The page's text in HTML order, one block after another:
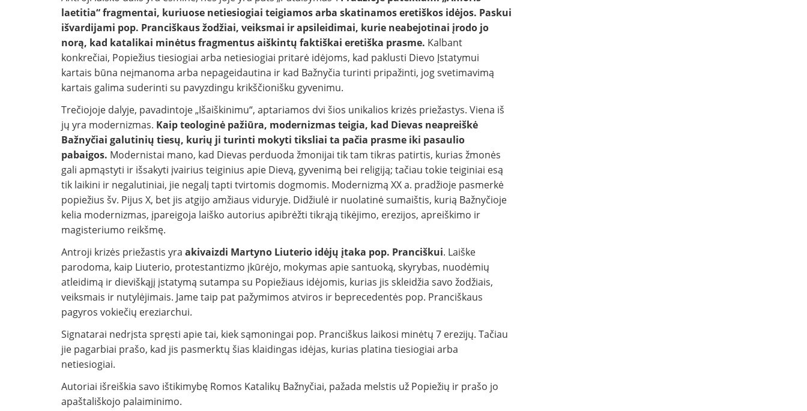
laetitia“ fragmentai, kuriuose netiesiogiai teigiamos arba skatinamos eretiškos idėjos. Paskui
išvardijami pop. Pranciškaus žodžiai, veiksmai ir apsileidimai, kurie neabejotinai įrodo jo
norą, kad katalikai minėtus fragmentus aiškintų faktiškai eretiška prasme. Kalbant
konkrečiai, Popiežius tiesiogiai arba netiesiogiai pritarė idėjoms, kad paklusti Dievo Įstatymui
kartais būna neįmanoma arba nepageidautina ir kad Bažnyčia turinti pripažinti, jog svetimavimą
kartais galima suderinti su pavyzdingu krikščionišku gyvenimu.
Trečiojoje dalyje, pavadintoje „Išaiškinimu“, aptariamos dvi šios unikalios krizės priežastys. Viena iš
jų yra modernizmas. Kaip teologinė pažiūra, modernizmas teigia, kad Dievas neapreiškė
Bažnyčiai galutinių tiesų, kurių ji turinti mokyti tiksliai ta pačia prasme iki pasaulio
pabaigos. Modernistai mano, kad Dievas perduoda žmonijai tik tam tikras patirtis, kurias žmonės
gali apmąstyti ir išsakyti įvairius teiginius apie Dievą, gyvenimą bei religiją; tačiau tokie teiginiai esą
tik laikini ir negalutiniai, jie negalį tapti tvirtomis dogmomis. Modernizmą XX a. pradžioje pasmerkė
popiežius šv. Pijus X, bet jis atgijo amžiaus viduryje. Didžiulė ir nuolatinė sumaištis, kurią Bažnyčioje
kelia modernizmas, įpareigoja laiško autorius apibrėžti tikrąją tikėjimo, erezijos, apreiškimo ir
magisteriumo reikšmę.
Antroji krizės priežastis yra akivaizdi Martyno Liuterio idėjų įtaka pop. Pranciškui. Laiške
parodoma, kaip Liuterio, protestantizmo įkūrėjo, mokymas apie santuoką, skyrybas, nuodėmių
atleidimą ir dieviškąjį įstatymą sutampa su Popiežiaus idėjomis, kurias jis skleidžia savo žodžiais,
veiksmais ir nutylėjimais. Jame taip pat pažymimos atviros ir beprecedentės pop. Pranciškaus
pagyros vokiečių ereziarchui.
Signatarai nedrįsta spręsti apie tai, kiek sąmoningai pop. Pranciškus laikosi minėtų 7 erezijų. Tačiau
jie pagarbiai prašo, kad jis pasmerktų šias klaidingas idėjas, kurias platina tiesiogiai arba
netiesiogiai.
Autoriai išreiškia savo ištikimybę Romos Katalikų Bažnyčiai, pažada melstis už Popiežių ir prašo jo
apaštališkojo palaiminimo.